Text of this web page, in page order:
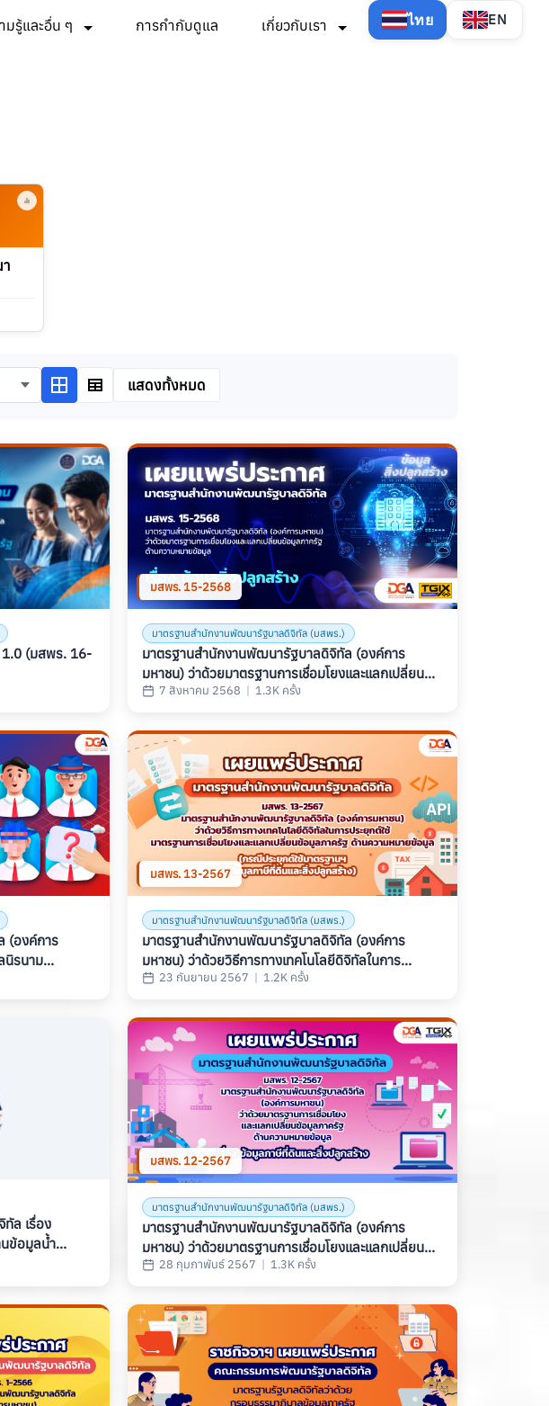
มรู้และอื่น ๆ การกำกับดูแล เกี่ยวกับเรา ไทย EN
ม
แสดงทั้งหมด
1.0 (มสพร. 16-
มสพร. 15-2568
มาตรฐานสำนักงานพัฒนารัฐบาลดิจิทัล (มสพร.)
มาตรฐานสํานักงานพัฒนารัฐบาลดิจิทัล (องค์การ
มหาชน) ว่าด้วยมาตรฐานการเชื่อมโยงและแลกเปลี่ยน
ข้อมูลภาครัฐ ด้านความหมายข้อมูล เรื่อง ข้อมูลสิ่งปลูก
EXCHANGE STANDARD, SERIES: SEMANTIC,
PART 4: BUILDING DATA) (มสพร. 15-2568)
7 สิงหาคม 2568 | 1.3K ครั้ง
(องค์การ
นิรนาม
มสพร. 13-2567
มาตรฐานสำนักงานพัฒนารัฐบาลดิจิทัล (มสพร.)
มาตรฐานสํานักงานพัฒนารัฐบาลดิจิทัล (องค์การ
มหาชน) ว่าด้วยวิธีการทางเทคโนโลยีดิจิทัลในการ
ประยุกต์ใช้มาตรฐานการเชื่อมโยงและแลกเปลี่ยนข้อมูล
ฐานฯ ข้อมูลภาษีที่ดินและสิ่งปลูกสร้าง) (THAILAND
GOVERNMENT INFORMATION EXCHANGE
STANDARD SERIES: SEMANTIC STANDARD
PART 4: IMPLEMENTATION LAND AND
BUILDING TAX) (มสพร. 13-2567)
23 กันยายน 2567 | 1.2K ครั้ง
ล เรื่อง
ข้อมูลน้ำ
มสพร. 12-2567
มาตรฐานสำนักงานพัฒนารัฐบาลดิจิทัล (มสพร.)
มาตรฐานสํานักงานพัฒนารัฐบาลดิจิทัล (องค์การ
มหาชน) ว่าด้วยมาตรฐานการเชื่อมโยงและแลกเปลี่ยน
ข้อมูลภาครัฐ ด้านความหมายข้อมูล เรื่อง ข้อมูลภาษี
ที่ดินและสิ่งปลูกสร้าง (THAILAND GOVERNMENT
INFORMATION EXCHANGE STANDARD, SERIES:
SEMANTIC, PART 4: LAND AND BUILDING TAX
DATA) (มสพร. 12-2567)
28 กุมภาพันธ์ 2567 | 1.3K ครั้ง